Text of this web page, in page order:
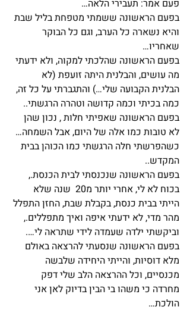
פעם אמר: תעבירי הלאה…
בפעם הראשונה ששמתי מטפחת בליל שבת
והיא נשארה כל הערב, וגם כל הבוקר
שאחריו…
בפעם הראשונה שהלכתי למקוה, ולא ידעתי
מה עושים, והבלנית היתה זועפת (לא
הבלנית הקבועה שלי…) והתגברתי על כל זה,
כמה בכיתי וכמה קדושה וטהרה הרגשתי..
בפעם הראשונה שאפיתי חלות , נכון שהן
לא טובות כמו אלה של היום, אבל השמחה…
כשהפרשתי חלה הרגשתי כמו הכוהן בבית
המקדש..
בפעם הראשונה שנכנסתי לבית הכנסת.,
בכוח לא לי, אחרי יותר מ20  שנה שלא
הייתי בבית כנסת, בקבלת שבת, החזן התפלל
מהר מדי, לא ידעתי איפה ואיך מתפללים.,
וביקשתי ילדה שעמדה לידי שתראה לי….
בפעם הראשונה שנסעתי להרצאה באולם
מלא דוסיות, והייתי היחידה שלבשה
מכנסיים, וכל ההרצאה הלב שלי דפק
מחרדה כי משהו בי הבין בדיוק לאן אני
הולכת…